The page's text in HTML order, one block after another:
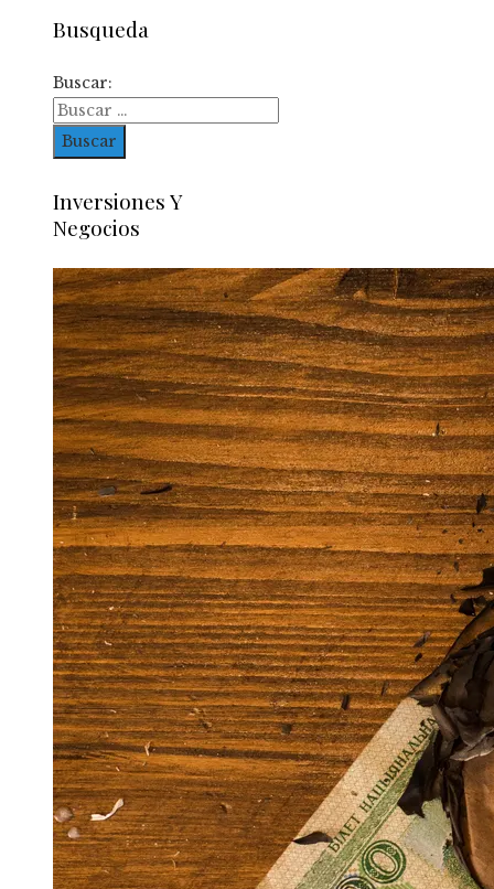
Busqueda
Buscar:
Inversiones Y
Negocios